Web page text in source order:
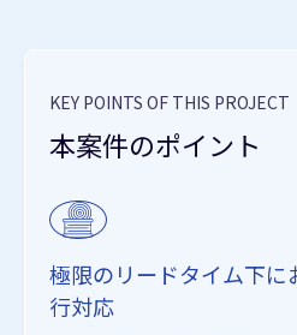
KEY POINTS OF THIS PROJECT
本案件のポイント
極限のリードタイム下に
行対応